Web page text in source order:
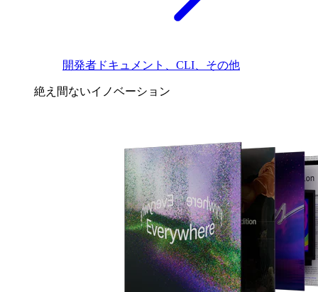
開発者ドキュメント、CLI、その他
絶え間ないイノベーション